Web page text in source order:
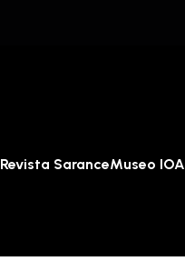
Revista SaranceMuseo IOA